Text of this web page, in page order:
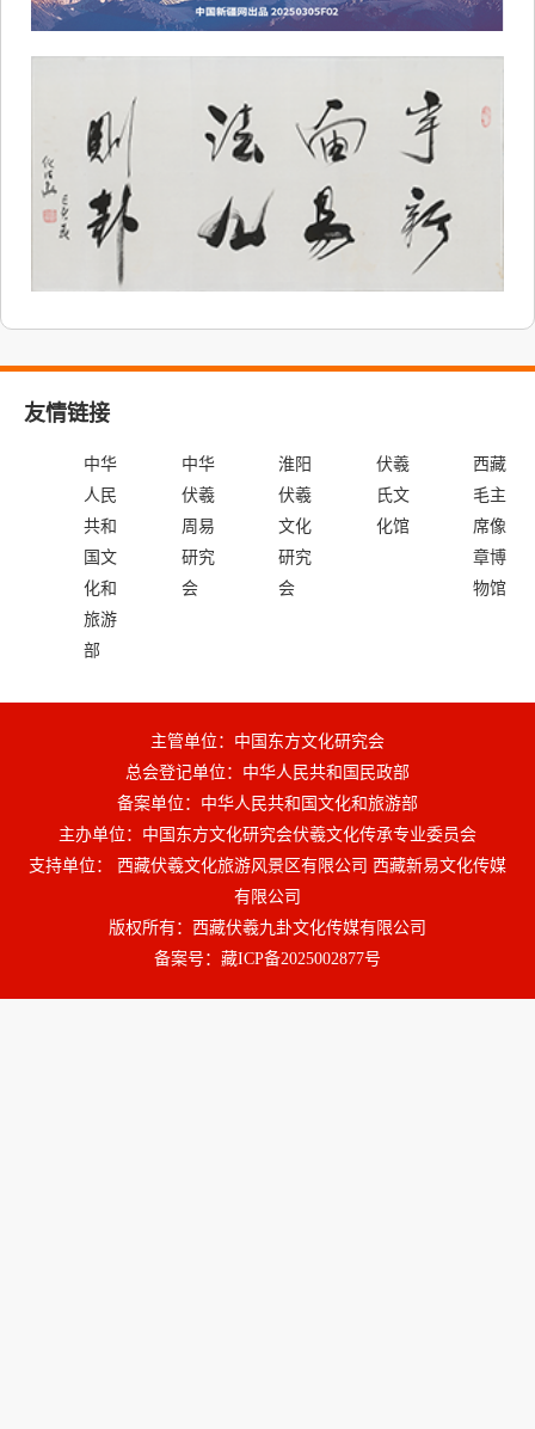
友情链接
中华
人民
共和
国文
化和
旅游
部
中华
伏羲
周易
研究
会
淮阳
伏羲
文化
研究
会
伏羲
氏文
化馆
西藏
毛主
席像
章博
物馆
主管单位：中国东方文化研究会
总会登记单位：中华人民共和国民政部
备案单位：中华人民共和国文化和旅游部
主办单位：中国东方文化研究会伏羲文化传承专业委员会
支持单位： 西藏伏羲文化旅游风景区有限公司 西藏新易文化传媒
有限公司
版权所有：西藏伏羲九卦文化传媒有限公司
备案号： 藏ICP备2025002877号